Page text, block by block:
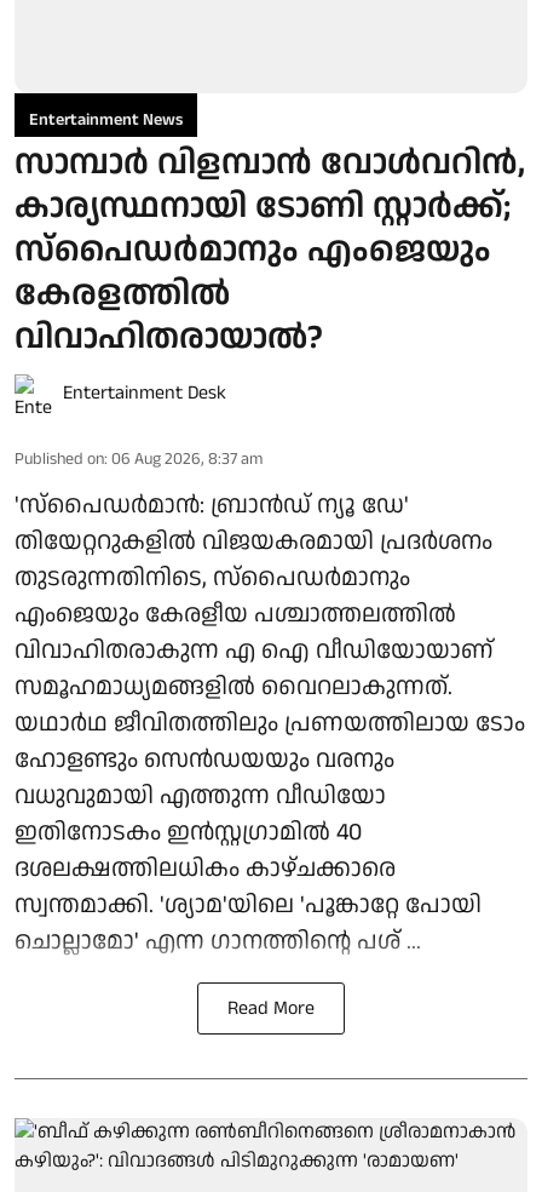
Entertainment News
സാമ്പാർ വിളമ്പാൻ വോൾവറിൻ,
കാര്യസ്ഥനായി ടോണി സ്റ്റാർക്ക്;
സ്പൈഡർമാനും എംജെയും
കേരളത്തിൽ
വിവാഹിതരായാൽ?
Entertainment Desk
Published on: 06 Aug 2026, 8:37 am
'സ്‌പൈഡർമാൻ: ബ്രാൻഡ് ന്യൂ ഡേ'
തിയേറ്ററുകളിൽ വിജയകരമായി പ്രദർശനം
തുടരുന്നതിനിടെ, സ്പൈഡർമാനും
എംജെയും കേരളീയ പശ്ചാത്തലത്തിൽ
വിവാഹിതരാകുന്ന എ ഐ വീഡിയോയാണ്
സമൂഹമാധ്യമങ്ങളിൽ വൈറലാകുന്നത്.
യഥാർഥ ജീവിതത്തിലും പ്രണയത്തിലായ ടോം
ഹോളണ്ടും സെൻഡയയും വരനും
വധുവുമായി എത്തുന്ന വീഡിയോ
ഇതിനോടകം ഇൻസ്റ്റഗ്രാമിൽ 40
ദശലക്ഷത്തിലധികം കാഴ്ചക്കാരെ
സ്വന്തമാക്കി. 'ശ്യാമ'യിലെ 'പൂങ്കാറ്റേ പോയി
ചൊല്ലാമോ' എന്ന ഗാനത്തിന്റെ പശ് ...
Read More